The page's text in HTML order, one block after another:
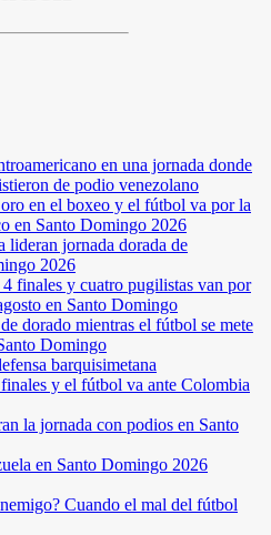
en una jornada donde
de podio venezolano
en el boxeo y el fútbol va por la
en Santo Domingo 2026
lideran jornada dorada de
2026
finales y cuatro pugilistas van por
en Santo Domingo
dorado mientras el fútbol se mete
Domingo
barquisimetana
y el fútbol va ante Colombia
la jornada con podios en Santo
en Santo Domingo 2026
Cuando el mal del fútbol